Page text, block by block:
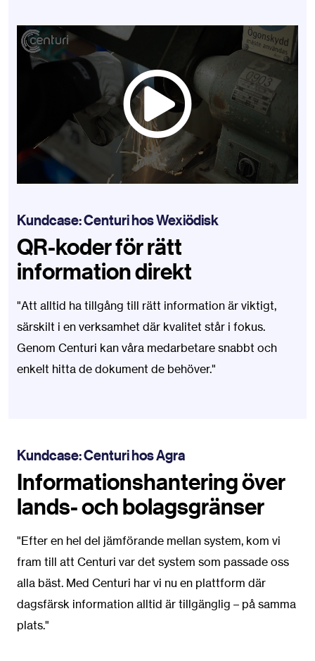
Kundcase: Centuri hos Wexiödisk
QR-koder för rätt
information direkt
"Att alltid ha tillgång till rätt information är viktigt,
särskilt i en verksamhet där kvalitet står i fokus.
Genom Centuri kan våra medarbetare snabbt och
enkelt hitta de dokument de behöver.​"
Kundcase: Centuri hos Agra
Informationshantering över
lands- och bolagsgränser
"Efter en hel del jämförande mellan system, kom vi
fram till att Centuri var det system som passade oss
alla bäst. Med Centuri har vi nu en plattform där
dagsfärsk information alltid är tillgänglig – på samma
plats.​"